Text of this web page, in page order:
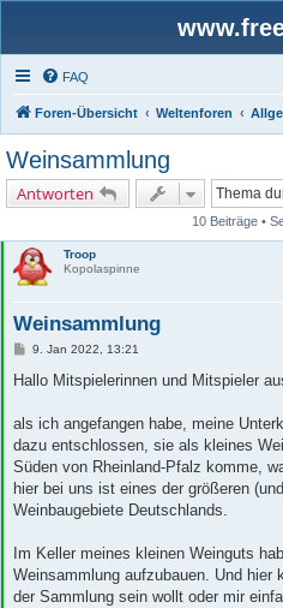
FAQ
Foren-Übersicht Weltenforen
Weinsammlung
Antworten
10 Beiträge •
Troop
Kopolaspinne
Weinsammlung
B
i
a
9. Jan 2022, 13:21
Hallo Mitspielerinnen und Mitspieler
als ich angefangen habe, meine
dazu entschlossen, sie als kleines
Süden von Rheinland-Pfalz komme,
hier bei uns ist eines der größeren
Weinbaugebiete Deutschlands.
Im Keller meines kleinen Weinguts
Weinsammlung aufzubauen. Und hier
der Sammlung sein wollt oder mir